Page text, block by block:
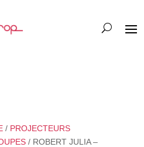
/ PROJECTEURS
/ ROBERT JULIA –